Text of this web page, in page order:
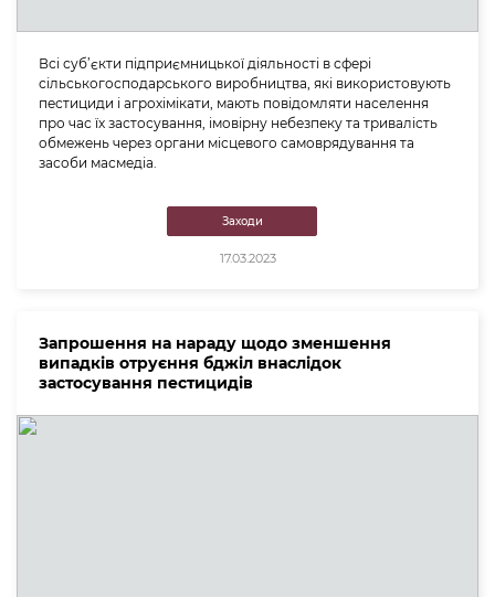
Всі суб’єкти підприємницької діяльності в сфері
сільськогосподарського виробництва, які використовують
пестициди і агрохімікати, мають повідомляти населення
про час їх застосування, імовірну небезпеку та тривалість
обмежень через органи місцевого самоврядування та
засоби масмедіа.
Заходи
17.03.2023
Запрошення на нараду щодо зменшення
випадків отруєння бджіл внаслідок
застосування пестицидів